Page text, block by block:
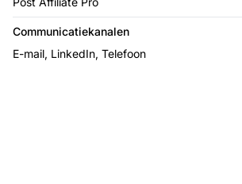
Communicatiekanalen
E-mail, LinkedIn, Telefoon